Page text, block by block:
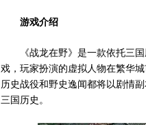
游戏介绍
《战龙在野》是一款依托三国
戏，玩家扮演的虚拟人物在繁华
历史战役和野史逸闻都将以剧情
三国历史。